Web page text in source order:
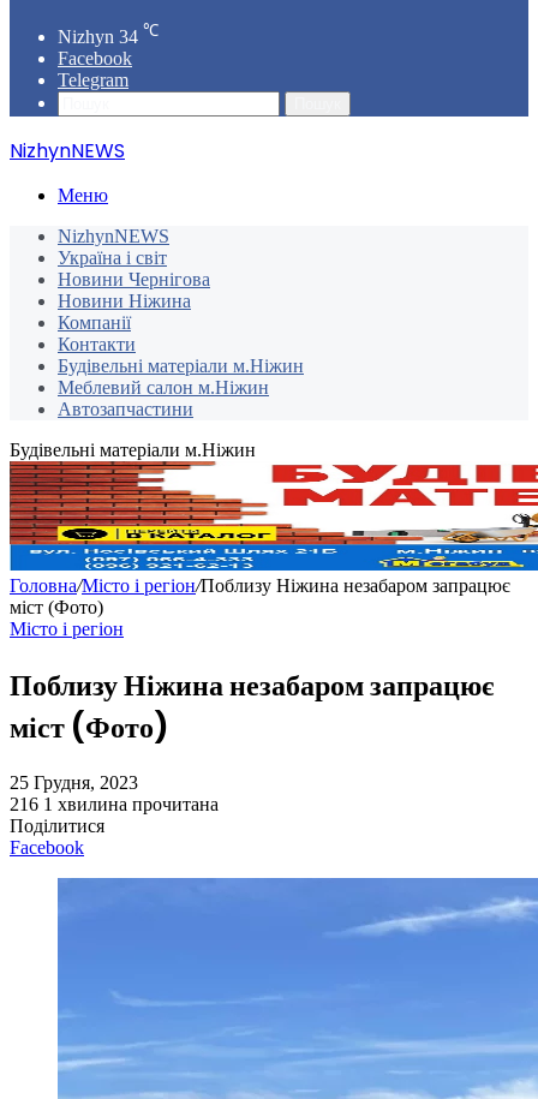
Nizhyn 34 ℃
Facebook
Telegram
NizhynNEWS
Меню
NizhynNEWS
Україна і світ
Новини Чернігова
Новини Ніжина
Компанії
Контакти
Будівельні матеріали м.Ніжин
Меблевий салон м.Ніжин
Автозапчастини
Будівельні матеріали м.Ніжин
Головна/Місто і регіон/Поблизу Ніжина незабаром запрацює
міст (Фото)
Місто і регіон
Поблизу Ніжина незабаром запрацює
міст (Фото)
25 Грудня, 2023
216 1 хвилина прочитана
Поділитися
Facebook